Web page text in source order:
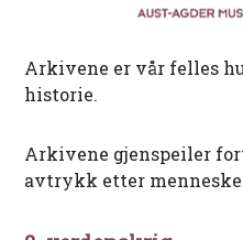
Arkivene er vår felles
historie.
Arkivene gjenspeiler
avtrykk etter